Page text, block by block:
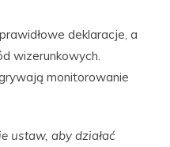
deklaracje, a
wizerunkowych.
monitorowanie
ustaw, aby działać